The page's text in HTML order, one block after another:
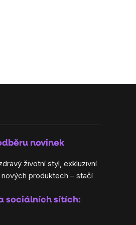
novinek
životní styl, exkluzivní
produktech – stačí
sociálních sítích: